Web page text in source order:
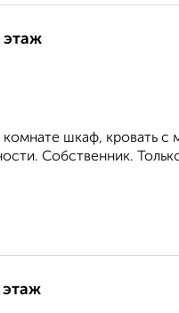
этаж
шкаф, кровать
Собственник.
этаж